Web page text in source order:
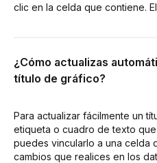
clic en la celda que contiene.
¿Cómo actualizas
título de gráfico?
Para actualizar fácilmente un
etiqueta o cuadro de texto
puedes vincularlo a una celda
cambios que realices en los